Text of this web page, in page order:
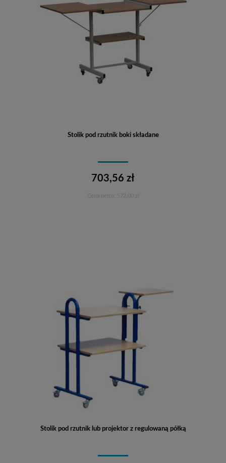
Stolik pod rzutnik boki składane
703,56 zł
572,00 zł
Stolik pod rzutnik lub projektor z regulowaną półką